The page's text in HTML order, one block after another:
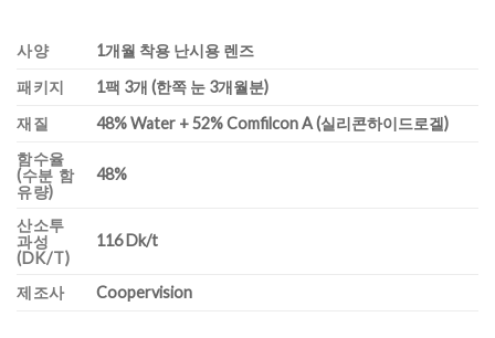
사양
1개월 착용 난시용 렌즈
패키지
1팩 3개 (한쪽 눈 3개월분)
재질
48% Water + 52% Comfilcon A (실리콘하이드로겔)
함수율
(수분 함
유량)
48%
산소투
과성
(DK/T)
116 Dk/t
제조사 Coopervision